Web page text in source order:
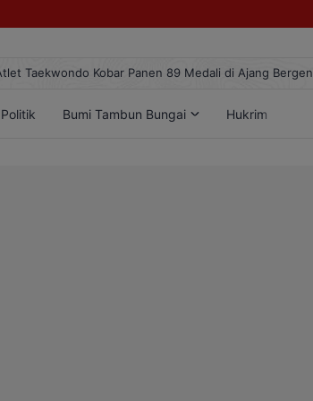
Taekwondo Kobar Panen 89 Medali di Ajang
Politik Bumi Tambun Bungai Hukrim